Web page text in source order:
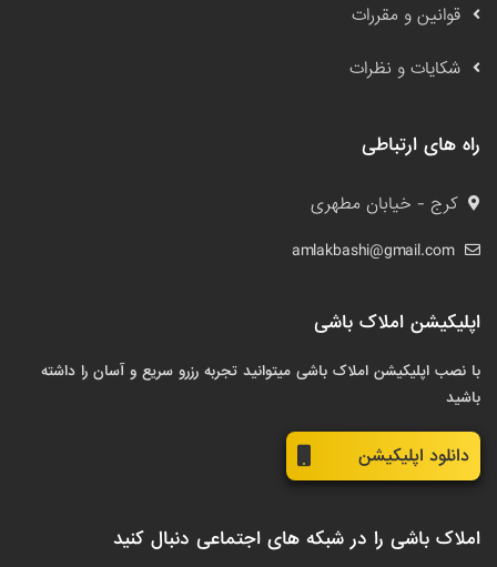
قوانین و مقررات
شکایات و نظرات
راه های ارتباطی
کرج - خیابان مطهری
amlakbashi@gmail.com
اپلیکیشن املاک باشی
با نصب اپلیکیشن املاک باشی میتوانید تجربه رزرو سریع و آسان را داشته
باشید
دانلود اپلیکیشن
املاک باشی را در شبکه های اجتماعی دنبال کنید